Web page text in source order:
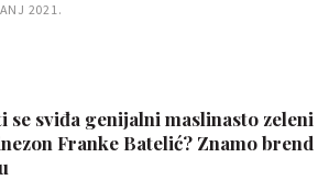
2021.
se sviđa genijalni maslinasto zeleni
Franke Batelić? Znamo brend